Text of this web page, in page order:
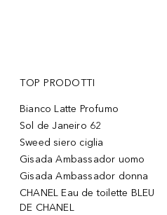
TOP PRODOTTI
Bianco Latte Profumo
Sol de Janeiro 62
Sweed siero ciglia
Gisada Ambassador uomo
Gisada Ambassador donna
CHANEL Eau de toilette BLEU
DE CHANEL